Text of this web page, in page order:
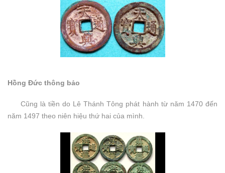
Hồng Đức thông bảo
Cũng là tiền do Lê Thánh Tông phát hành từ năm 1470 đến
năm 1497 theo niên hiệu thứ hai của mình.